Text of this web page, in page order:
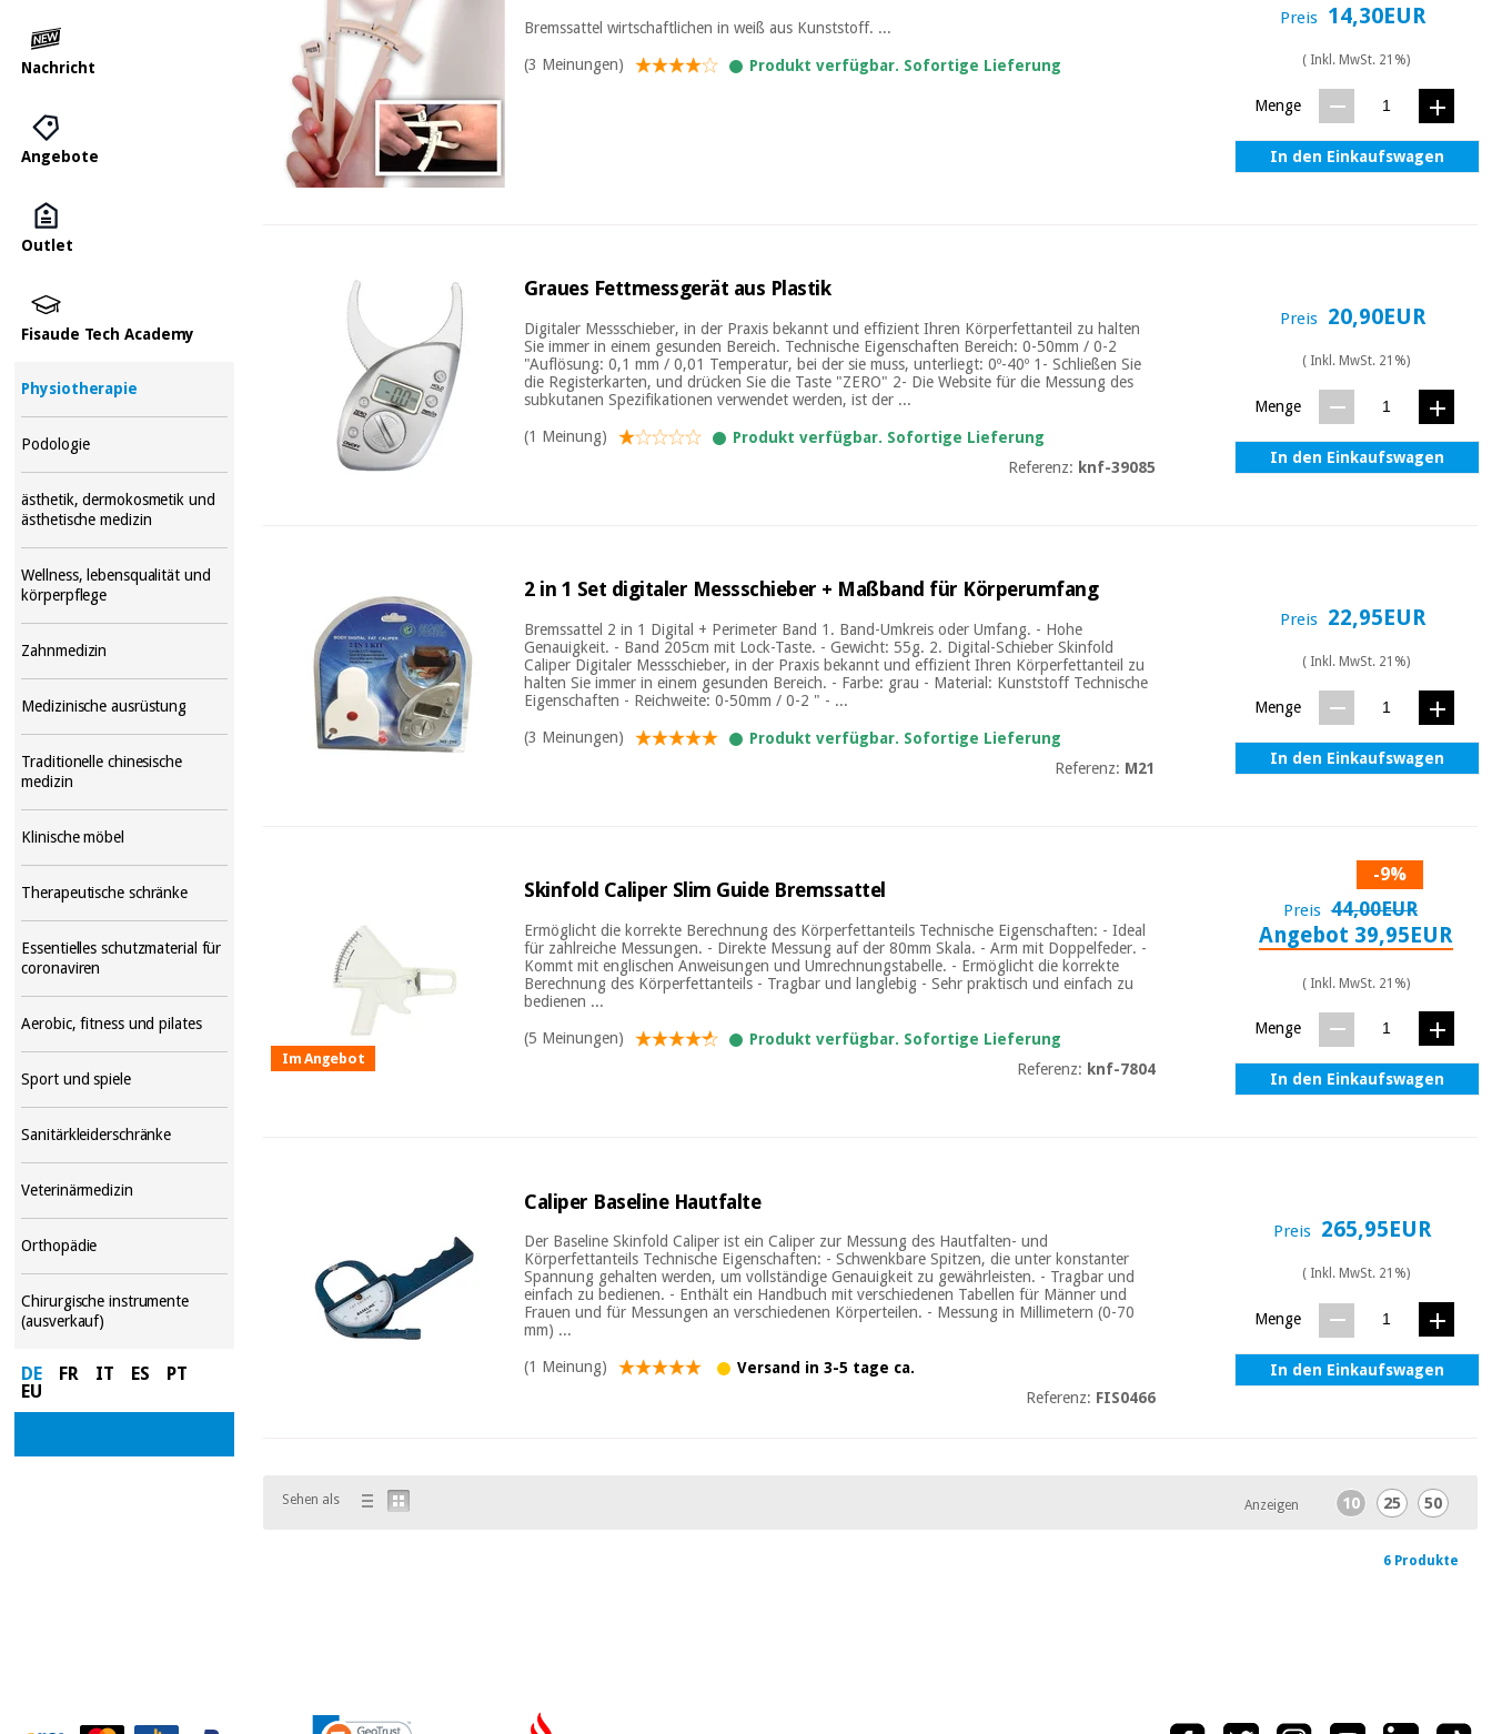
Nachricht
Angebote
Outlet
Fisaude Tech Academy
Physiotherapie
Podologie
ästhetik, dermokosmetik und
ästhetische medizin
Wellness, lebensqualität und
körperpflege
Zahnmedizin
Medizinische ausrüstung
Traditionelle chinesische
medizin
Klinische möbel
Therapeutische schränke
Essentielles schutzmaterial für
coronaviren
Aerobic, fitness und pilates
Sport und spiele
Sanitärkleiderschränke
Veterinärmedizin
Orthopädie
Chirurgische instrumente
(ausverkauf)
DE FR IT ES
PT
EU
Bremssattel wirtschaftlichen in weiß aus Kunststoff. ...
(3 Meinungen) Produkt verfügbar. Sofortige Lieferung
Preis 14,30EUR
( Inkl. MwSt. 21%)
Menge
In den Einkaufswagen
Graues Fettmessgerät aus Plastik
Digitaler Messschieber, in der Praxis bekannt und effizient Ihren Körperfettanteil zu halten
Sie immer in einem gesunden Bereich. Technische Eigenschaften Bereich: 0-50mm / 0-2
"Auflösung: 0,1 mm / 0,01 Temperatur, bei der sie muss, unterliegt: 0º-40º 1- Schließen Sie
die Registerkarten, und drücken Sie die Taste "ZERO" 2- Die Website für die Messung des
subkutanen Spezifikationen verwendet werden, ist der ...
(1 Meinung)
Produkt verfügbar. Sofortige Lieferung
Referenz: knf-39085
Preis 20,90EUR
( Inkl. MwSt. 21%)
Menge
In den Einkaufswagen
2 in 1 Set digitaler Messschieber + Maßband für Körperumfang
Bremssattel 2 in 1 Digital + Perimeter Band 1. Band-Umkreis oder Umfang. - Hohe
Genauigkeit. - Band 205cm mit Lock-Taste. - Gewicht: 55g. 2. Digital-Schieber Skinfold
Caliper Digitaler Messschieber, in der Praxis bekannt und effizient Ihren Körperfettanteil zu
halten Sie immer in einem gesunden Bereich. - Farbe: grau - Material: Kunststoff Technische
Eigenschaften - Reichweite: 0-50mm / 0-2 " - ...
(3 Meinungen)
Produkt verfügbar. Sofortige Lieferung
Referenz: M21
Preis 22,95EUR
( Inkl. MwSt. 21%)
Menge
In den Einkaufswagen
Im Angebot
Skinfold Caliper Slim Guide Bremssattel
Ermöglicht die korrekte Berechnung des Körperfettanteils Technische Eigenschaften: - Ideal
für zahlreiche Messungen. - Direkte Messung auf der 80mm Skala. - Arm mit Doppelfeder. -
Kommt mit englischen Anweisungen und Umrechnungstabelle. - Ermöglicht die korrekte
Berechnung des Körperfettanteils - Tragbar und langlebig - Sehr praktisch und einfach zu
bedienen ...
(5 Meinungen)
Produkt verfügbar. Sofortige Lieferung
Referenz: knf-7804
-9%
Preis 44,00EUR
Angebot 39,95EUR
( Inkl. MwSt. 21%)
Menge
In den Einkaufswagen
Caliper Baseline Hautfalte
Der Baseline Skinfold Caliper ist ein Caliper zur Messung des Hautfalten- und
Körperfettanteils Technische Eigenschaften: - Schwenkbare Spitzen, die unter konstanter
Spannung gehalten werden, um vollständige Genauigkeit zu gewährleisten. - Tragbar und
einfach zu bedienen. - Enthält ein Handbuch mit verschiedenen Tabellen für Männer und
Frauen und für Messungen an verschiedenen Körperteilen. - Messung in Millimetern (0-70
mm) ...
(1 Meinung)
Versand in 3-5 tage ca.
Referenz: FIS0466
Preis 265,95EUR
( Inkl. MwSt. 21%)
Menge
In den Einkaufswagen
Sehen als Anzeigen 10 25 50
6 Produkte